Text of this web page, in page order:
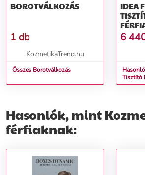
BOROTVÁLKOZÁS
1 db
KozmetikaTrend.hu
Összes Borotválkozás
IDEA
6
Tisztító
Green
Hasonlók, mint
férfiaknak: